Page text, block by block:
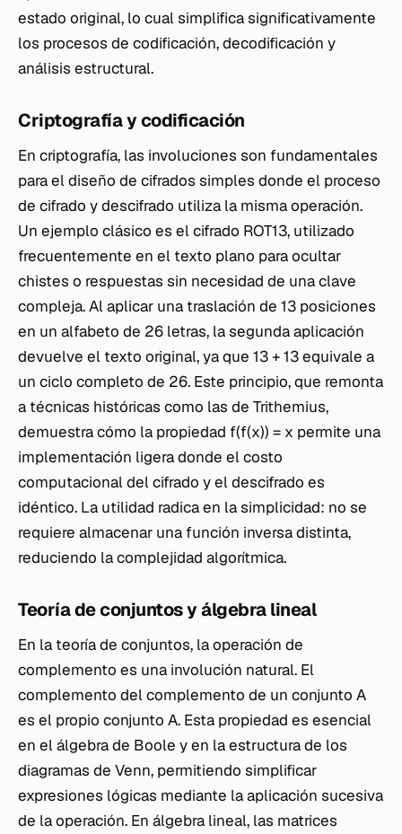
estado original, lo cual simplifica significativamente
los procesos de codificación, decodificación y
análisis estructural.
Criptografía y codificación
En criptografía, las involuciones son fundamentales
para el diseño de cifrados simples donde el proceso
de cifrado y descifrado utiliza la misma operación.
Un ejemplo clásico es el cifrado ROT13, utilizado
frecuentemente en el texto plano para ocultar
chistes o respuestas sin necesidad de una clave
compleja. Al aplicar una traslación de 13 posiciones
en un alfabeto de 26 letras, la segunda aplicación
devuelve el texto original, ya que 13 + 13 equivale a
un ciclo completo de 26. Este principio, que remonta
a técnicas históricas como las de Trithemius,
demuestra cómo la propiedad f(f(x)) = x permite una
implementación ligera donde el costo
computacional del cifrado y el descifrado es
idéntico. La utilidad radica en la simplicidad: no se
requiere almacenar una función inversa distinta,
reduciendo la complejidad algorítmica.
Teoría de conjuntos y álgebra lineal
En la teoría de conjuntos, la operación de
complemento es una involución natural. El
complemento del complemento de un conjunto A
es el propio conjunto A. Esta propiedad es esencial
en el álgebra de Boole y en la estructura de los
diagramas de Venn, permitiendo simplificar
expresiones lógicas mediante la aplicación sucesiva
de la operación. En álgebra lineal, las matrices